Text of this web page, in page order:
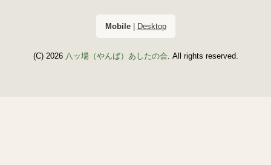
Mobile| Desktop
(C) 2026 八ッ場（やんば）あしたの会. All rights reserved.